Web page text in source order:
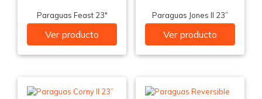
Paraguas Feast 23″
Ver producto
Paraguas Jones II 23”
Ver producto